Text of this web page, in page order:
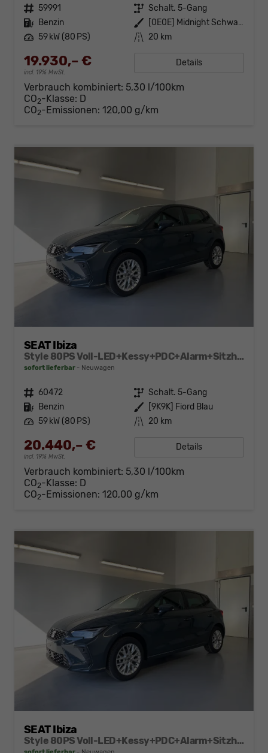
Fahrzeugnr. 59991 Getriebe Schalt. 5-Gang
Kraftstoff Benzin Außenfarbe
[0E0E] Midnight Schwarz Metallic
Leistung 59 kW (80 PS) Kilometerstand 20 km
19.930,– €
incl. 19% MwSt.
Details
Verbrauch kombiniert: 5,30 l/100km
CO2-Klasse: D
CO2-Emissionen: 120,00 g/km
SEAT Ibiza
Style 80PS Voll-LED+Kessy+PDC+Alarm+Sitzheizung+Kamera+App-Connect
sofort lieferbar Neuwagen
Fahrzeugnr. 60472 Getriebe Schalt. 5-Gang
Kraftstoff Benzin Außenfarbe
[9K9K] Fiord Blau
Leistung 59 kW (80 PS) Kilometerstand 20 km
20.440,– €
incl. 19% MwSt.
Details
Verbrauch kombiniert: 5,30 l/100km
CO2-Klasse: D
CO2-Emissionen: 120,00 g/km
SEAT Ibiza
Style 80PS Voll-LED+Kessy+PDC+Alarm+Sitzheizung+Kamera+App-Connect